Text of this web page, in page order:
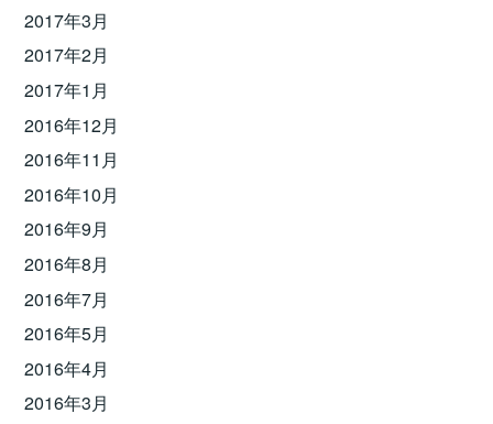
2017年3月
2017年2月
2017年1月
2016年12月
2016年11月
2016年10月
2016年9月
2016年8月
2016年7月
2016年5月
2016年4月
2016年3月